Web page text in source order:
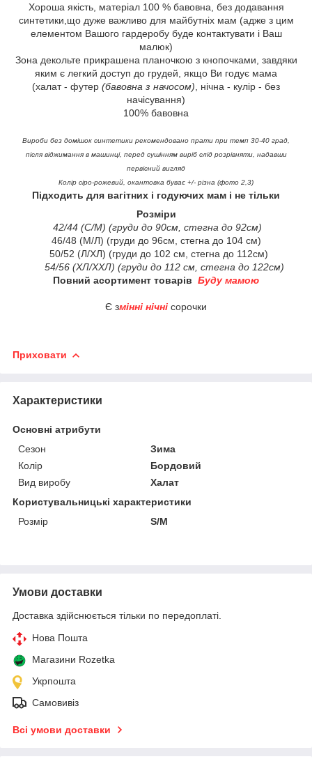
Хороша якість, матеріал 100 % бавовна, без додавання
синтетики,що дуже важливо для майбутніх мам (адже з цим
елементом Вашого гардеробу буде контактувати і Ваш
малюк)
Зона декольте прикрашена планочкою з кнопочками, завдяки
яким є легкий доступ до грудей, якщо Ви годує мама
(халат - футер (бавовна з начосом) , нічна - кулір - без
начісування)
100% бавовна
Вироби без домішок синтетики рекомендовано прати при темп 30-40 град,
після віджимання в машинці, перед сушінням виріб слід розрівняти, надавши
первісний вигляд
Колір сіро-рожевий, окантовка буває +/- різна (фото 2,3)
Підходить для вагітних і годуючих мам і не тільки
Розміри
42/44 (С/М) (груди до 90см, стегна до 92см)
46/48 (М/Л) (груди до 96см, стегна до 104 см)
50/52 (Л/ХЛ) (груди до 102 см, стегна до 112см)
54/56 (ХЛ/ХХЛ) (груди до 112 см, стегна до 122см)
Повний асортимент товарів Буду мамою
Є змінні нічні сорочки
Приховати
Характеристики
Основні атрибути
Сезон
Зима
Колір
Бордовий
Вид виробу
Халат
Користувальницькі характеристики
Розмір
S/M
Умови доставки
Доставка здійснюється тільки по передоплаті.
Нова Пошта
Магазини Rozetka
Укрпошта
Самовивіз
Всі умови доставки